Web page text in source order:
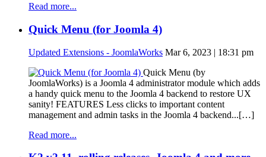
Read more...
Quick Menu (for Joomla 4)
Updated Extensions - JoomlaWorks Mar 6, 2023 | 18:31 pm
Quick Menu (by
JoomlaWorks) is a Joomla 4 administrator module which adds
a handy quick menu to the Joomla 4 backend to restore UX
sanity! FEATURES Less clicks to important content
management and admin tasks in the Joomla 4 backend...[…]
Read more...